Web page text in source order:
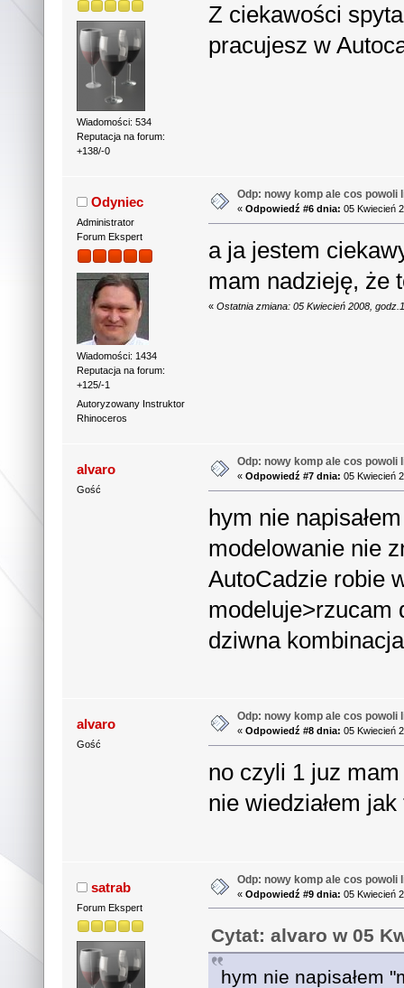
Wiadomości: 534
Reputacja na forum:
+138/-0
Z ciekawości
pracujesz w
Odyniec
Administrator
Forum Ekspert
Wiadomości: 1434
Reputacja na forum:
+125/-1
Autoryzowany Instruktor
Rhinoceros
Odp: nowy komp ale cos powoli
«Odpowiedź #6 dnia: 05 Kwiecień
a ja jestem
mam nadzieję, że
«Ostatnia zmiana: 05 Kwiecień 2008,
alvaro
Gość
Odp: nowy komp ale cos powoli
«Odpowiedź #7 dnia: 05 Kwiecień
hym nie
modelowanie nie
AutoCadzie robie
modeluje>rzucam
dziwna
alvaro
Gość
Odp: nowy komp ale cos powoli
«Odpowiedź #8 dnia: 05 Kwiecień
no czyli 1 juz
nie wiedziałem
satrab
Forum Ekspert
Odp: nowy komp ale cos powoli
«Odpowiedź #9 dnia: 05 Kwiecień
Cytat: alvaro w 05
hym nie napisałem